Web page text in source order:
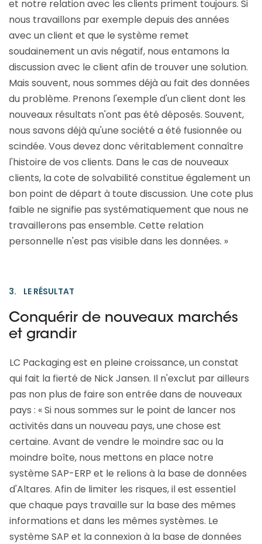
et notre relation avec les clients priment toujours. Si
nous travaillons par exemple depuis des années
avec un client et que le système remet
soudainement un avis négatif, nous entamons la
discussion avec le client afin de trouver une solution.
Mais souvent, nous sommes déjà au fait des données
du problème. Prenons l'exemple d'un client dont les
nouveaux résultats n'ont pas été déposés. Souvent,
nous savons déjà qu'une société a été fusionnée ou
scindée. Vous devez donc véritablement connaître
l'histoire de vos clients. Dans le cas de nouveaux
clients, la cote de solvabilité constitue également un
bon point de départ à toute discussion. Une cote plus
faible ne signifie pas systématiquement que nous ne
travaillerons pas ensemble. Cette relation
personnelle n'est pas visible dans les données. »
3. LE RÉSULTAT
Conquérir de nouveaux marchés
et grandir
LC Packaging est en pleine croissance, un constat
qui fait la fierté de Nick Jansen. Il n'exclut par ailleurs
pas non plus de faire son entrée dans de nouveaux
pays : « Si nous sommes sur le point de lancer nos
activités dans un nouveau pays, une chose est
certaine. Avant de vendre le moindre sac ou la
moindre boîte, nous mettons en place notre
système SAP-ERP et le relions à la base de données
d'Altares. Afin de limiter les risques, il est essentiel
que chaque pays travaille sur la base des mêmes
informations et dans les mêmes systèmes. Le
système SAP et la connexion à la base de données